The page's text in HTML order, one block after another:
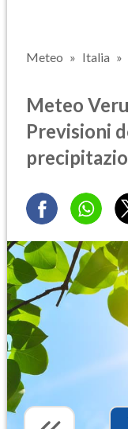
Meteo Italia
Meteo
Previsioni